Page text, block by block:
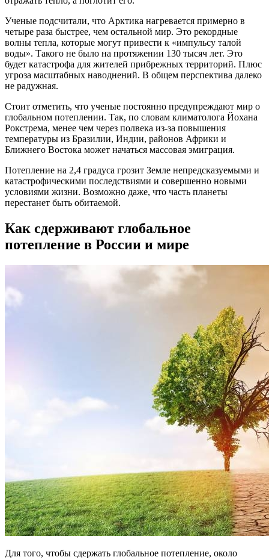
Ученые подсчитали, что Арктика нагревается примерно в
четыре раза быстрее, чем остальной мир. Это рекордные
волны тепла, которые могут привести к «импульсу талой
воды». Такого не было на протяжении 130 тысяч лет. Это
будет катастрофа для жителей прибрежных территорий. Плюс
угроза масштабных наводнений. В общем перспектива далеко
не радужная.
Стоит отметить, что ученые постоянно предупреждают мир о
глобальном потеплении. Так, по словам климатолога Йохана
Рокстрема, менее чем через полвека из-за повышения
температуры из Бразилии, Индии, районов Африки и
Ближнего Востока может начаться массовая эмиграция.
Потепление на 2,4 градуса грозит Земле непредсказуемыми и
катастрофическими последствиями и совершенно новыми
условиями жизни. Возможно даже, что часть планеты
перестанет быть обитаемой.
Как сдерживают глобальное
потепление в России и мире
Для того, чтобы сдержать глобальное потепление, около